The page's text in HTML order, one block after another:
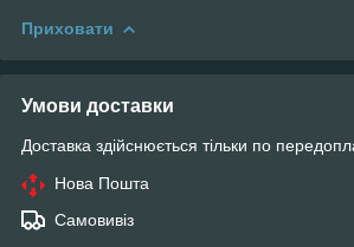
Приховати
Умови доставки
Доставка здійснюється тільки по
Нова Пошта
Самовивіз